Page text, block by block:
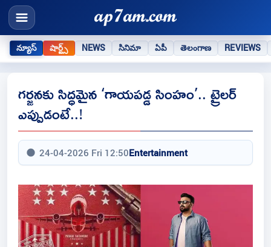
న్యూస్ షార్ట్స్ NEWS సినిమా ఏపీ తెలంగాణ REVIEWS
గర్జనకు సిద్ధమైన ‘గాయపడ్డ సింహం’.. ట్రైలర్
ఎప్పుడంటే..!
24-04-2026 Fri 12:50Entertainment